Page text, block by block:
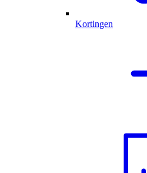
Kortingen